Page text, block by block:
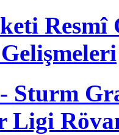
Resmî
Sturm
Ligi